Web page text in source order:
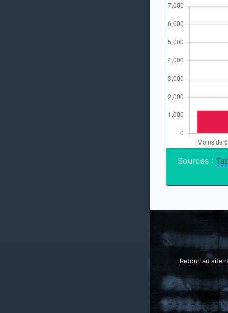
Sources :
Retour au site